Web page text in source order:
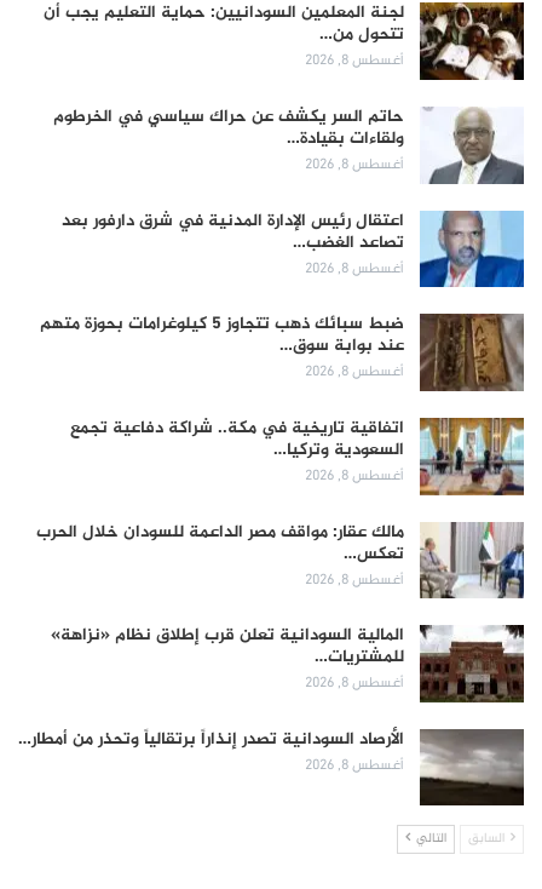
لجنة المعلمين السودانيين: حماية التعليم يجب أن
تتحول من…
أغسطس 8, 2026
حاتم السر يكشف عن حراك سياسي في الخرطوم
ولقاءات بقيادة…
أغسطس 8, 2026
اعتقال رئيس الإدارة المدنية في شرق دارفور بعد
تصاعد الغضب…
أغسطس 8, 2026
ضبط سبائك ذهب تتجاوز 5 كيلوغرامات بحوزة متهم
عند بوابة سوق…
أغسطس 8, 2026
اتفاقية تاريخية في مكة.. شراكة دفاعية تجمع
السعودية وتركيا…
أغسطس 8, 2026
مالك عقار: مواقف مصر الداعمة للسودان خلال الحرب
تعكس…
أغسطس 8, 2026
المالية السودانية تعلن قرب إطلاق نظام «نزاهة»
للمشتريات…
أغسطس 8, 2026
الأرصاد السودانية تصدر إنذاراً برتقالياً وتحذر من أمطار…
أغسطس 8, 2026
السابق التالي